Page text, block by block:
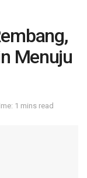
Menuju
1 mins read